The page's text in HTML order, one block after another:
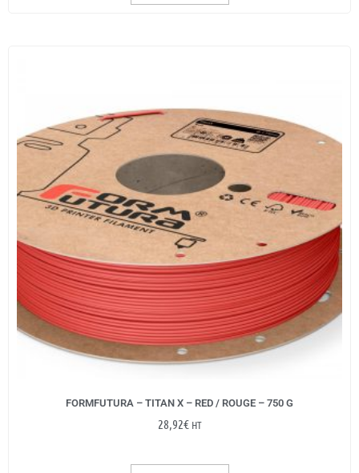
FORMFUTURA – TITAN X – RED / ROUGE – 750 G
28,92€ HT